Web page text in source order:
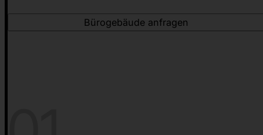
Bürogebäude anfragen